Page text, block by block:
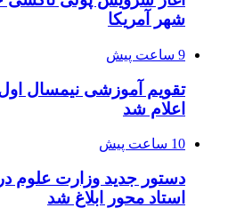
شهر آمریکا
9 ساعت پیش
تقویم آموزشی نیمسال
اعلام شد
10 ساعت پیش
دستور جدید وزارت علوم
استاد محور ابلاغ شد